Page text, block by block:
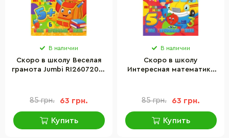
В наличии
Скоро в школу Веселая
грамота Jumbi RI26072001
85 грн. 63 грн.
Купить
В наличии
Скоро в школу
Интересная математика
85 грн. 63 грн.
Купить